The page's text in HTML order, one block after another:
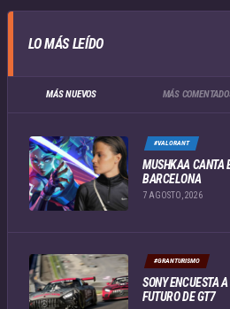
LO MÁS LEÍDO
MÁS NUEVOS MÁS
#VALORANT
MUSHKAA CANTA
BARCELONA
7 AGOSTO, 2026
#GRANTURISMO
SONY ENCUESTA
FUTURO DE GT7